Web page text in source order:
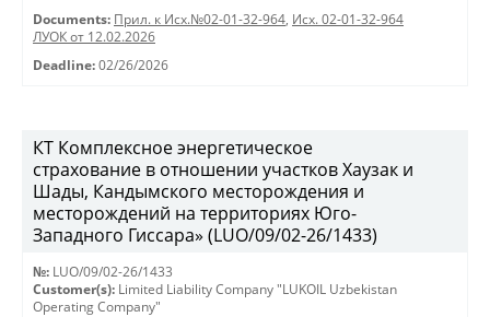
Documents: Прил. к Исх.№02-01-32-964, Исх. 02-01-32-964
ЛУОК от 12.02.2026
Deadline: 02/26/2026
КТ Комплексное энергетическое
страхование в отношении участков Хаузак и
Шады, Кандымского месторождения и
месторождений на территориях Юго-
Западного Гиссара» (LUO/09/02-26/1433)
№: LUO/09/02-26/1433
Customer(s): Limited Liability Company "LUKOIL Uzbekistan
Operating Company"